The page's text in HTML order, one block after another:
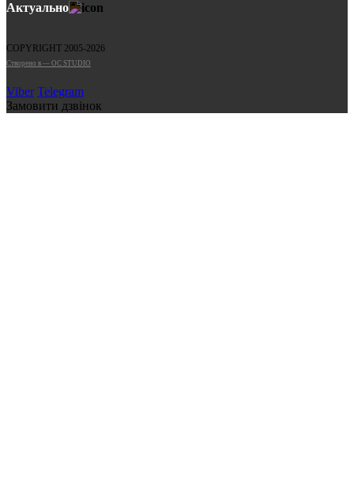
Актуально
COPYRIGHT 2005-2026
Cтворено в — OC STUDIO
Viber Telegram
Замовити дзвінок